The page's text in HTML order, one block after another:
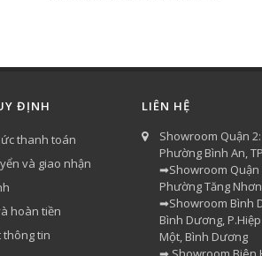
ĐỊNH
thanh toán
và giao nhận
hoàn tiền
thông tin
LIÊN HỆ
Showroom Quận
Phường Bình An,
➡Showroom Quận
Phường Tăng
➡Showroom Bình
Bình Dương,
Một, Bình Dương